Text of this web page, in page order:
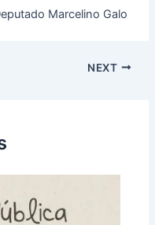
Marcelino Galo
NEXT